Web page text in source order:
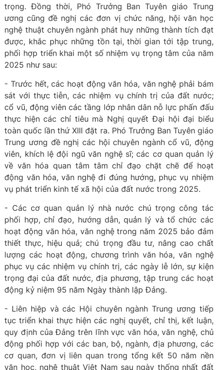
trọng. Đồng thời, Phó Trưởng Ban Tuyên giáo Trung
ương cũng đề nghị các đơn vị chức năng, hội văn học
nghệ thuật chuyên ngành phát huy những thành tích đạt
được, khắc phục những tồn tại, thời gian tới tập trung,
phối hợp triển khai một số nhiệm vụ trọng tâm của năm
2025 như sau:
- Trước hết, các hoạt động văn hóa, văn nghệ phải bám
sát với thực tiễn, các nhiệm vụ chính trị của đất nước;
cổ vũ, động viên các tầng lớp nhân dân nỗ lực phấn đấu
thực hiện các chỉ tiêu mà Nghị quyết Đại hội đại biểu
toàn quốc lần thứ XIII đặt ra. Phó Trưởng Ban Tuyên giáo
Trung ương đề nghị các hội chuyên ngành cổ vũ, động
viên, khích lệ đội ngũ văn nghệ sĩ; các cơ quan quản lý
về văn hóa quan tâm tâm chỉ đạo chặt chẽ để hoạt
động văn hóa, văn nghệ đi đúng hướng, phục vụ nhiệm
vụ phát triển kinh tế xã hội của đất nước trong 2025.
- Các cơ quan quản lý nhà nước chú trọng công tác
phối hợp, chỉ đạo, hướng dẫn, quản lý và tổ chức các
hoạt động văn hóa, văn nghệ trong năm 2025 bảo đảm
thiết thực, hiệu quả; chú trọng đầu tư, nâng cao chất
lượng các hoạt động, chương trình văn hóa, văn nghệ
phục vụ các nhiệm vụ chính trị, các ngày lễ lớn, sự kiện
trọng đại của đất nước, địa phương, tập trung các hoạt
động kỷ niệm 95 năm Ngày thành lập Đảng.
- Liên hiệp và các Hội chuyên ngành Trung ương tiếp
tục triển khai thực hiện các nghị quyết, chỉ thị, kết luận,
quy định của Đảng trên lĩnh vực văn hóa, văn nghệ, chủ
động phối hợp với các ban, bộ, ngành, địa phương, các
cơ quan, đơn vị liên quan trong tổng kết 50 năm nền
văn học, nghệ thuật Việt Nam sau ngày thống nhất đất